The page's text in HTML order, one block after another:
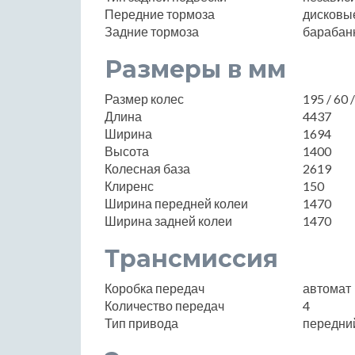
Передние тормоза
Задние тормоза
Размеры в мм
Размер колес
195 / 60
Длина
4437
Ширина
1694
Высота
1400
Колесная база
2619
Клиренс
150
Ширина передней колеи
1470
Ширина задней колеи
1470
Трансмиссия
Коробка передач
автомат
Количество передач
4
Тип привода